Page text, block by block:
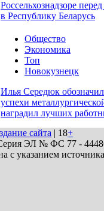
Россельхознадзоре
в Республику Беларусь
Общество
Экономика
Топ
Новокузнецк
Илья Середюк
успехи
наградил лучших
сайта | 18+
ЭЛ № ФС 77 - 44486
с указанием